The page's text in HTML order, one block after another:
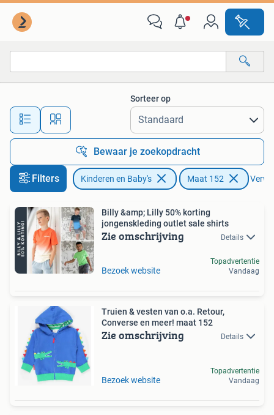
Alle afstanden…
Sorteer op
Bewaar je zoekopdracht
Filters Kinderen en Baby's Maat 152
Billy &amp; Lilly 50% korting
jongenskleding outlet sale shirts
Zie omschrijving Details
Bezoek website
Topadvertentie
Vandaag
Truien & vesten van o.a. Retour,
Converse en meer! maat 152
Zie omschrijving Details
Bezoek website
Topadvertentie
Vandaag